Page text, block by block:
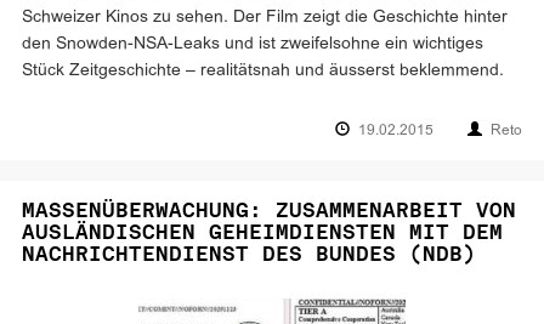
Schweizer Kinos zu sehen. Der Film zeigt die Geschichte hinter
den Snowden-NSA-Leaks und ist zweifelsohne ein wichtiges
Stück Zeitgeschichte – realitätsnah und äusserst beklemmend.
19.02.2015 Reto
MASSENÜBERWACHUNG: ZUSAMMENARBEIT VON
AUSLÄNDISCHEN GEHEIMDIENSTEN MIT DEM
NACHRICHTENDIENST DES BUNDES (NDB)